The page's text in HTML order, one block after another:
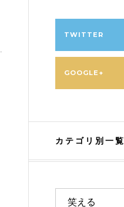
TWITTER
GOOGLE+
カテゴリ別一覧
笑える